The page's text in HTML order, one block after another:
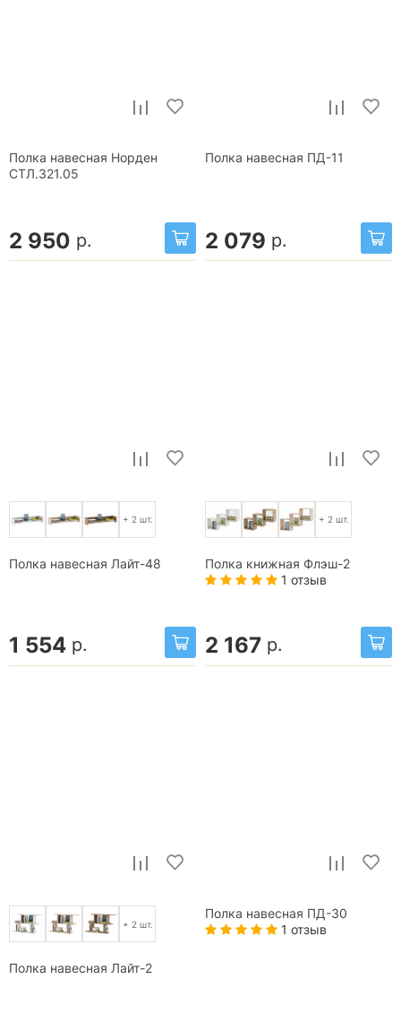
Полка навесная Норден
СТЛ.321.05
2 950 р.
Полка навесная ПД-11
2 079 р.
+ 2 шт.
Полка навесная Лайт-48
1 554 р.
+ 2 шт.
Полка книжная Флэш-2
1 отзыв
2 167 р.
+ 2 шт.
Полка навесная Лайт-2
Полка навесная ПД-30
1 отзыв